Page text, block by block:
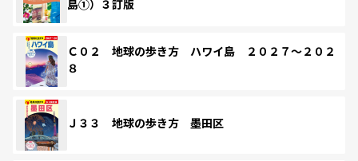
島①）３訂版
Ｃ０２ 地球の歩き方 ハワイ島 ２０２７～２０２
８
Ｊ３３ 地球の歩き方 墨田区